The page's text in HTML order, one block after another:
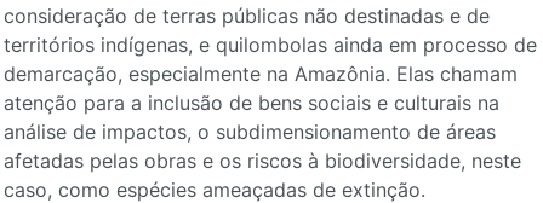
consideração de terras públicas não destinadas e de
territórios indígenas, e quilombolas ainda em processo de
demarcação, especialmente na Amazônia. Elas chamam
atenção para a inclusão de bens sociais e culturais na
análise de impactos, o subdimensionamento de áreas
afetadas pelas obras e os riscos à biodiversidade, neste
caso, como espécies ameaçadas de extinção.